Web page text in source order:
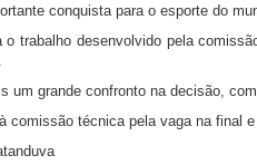
conquista para o esporte do
trabalho desenvolvido pela
um grande confronto na decisão,
comissão técnica pela vaga na final